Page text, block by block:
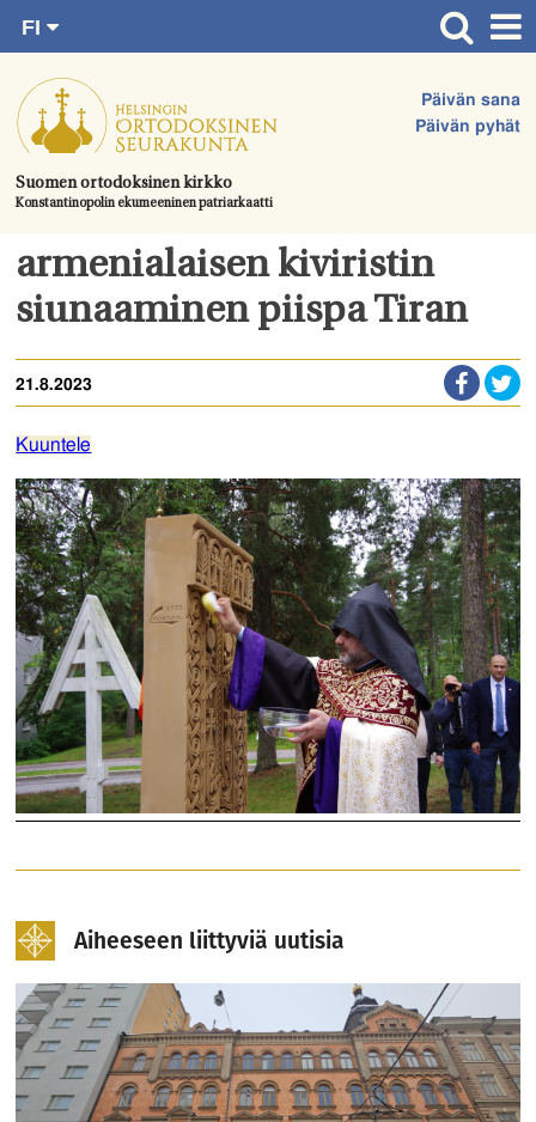
suoraan
sisältöön.
Suomen ortodoksinen kirkko
Konstantinopolin ekumeeninen patriarkaatti
Päivän sana
Päivän pyhät
FI
SV
EN
UA
Etusivu
Ajankohtaista
Juhlat & toimitukset
Kirkot
Apua & tukea
Hautausmaa
Yhteystiedot
armenialaisen kiviristin
siunaaminen piispa Tiran
21.8.2023
Kuuntele
Aiheeseen liittyviä uutisia